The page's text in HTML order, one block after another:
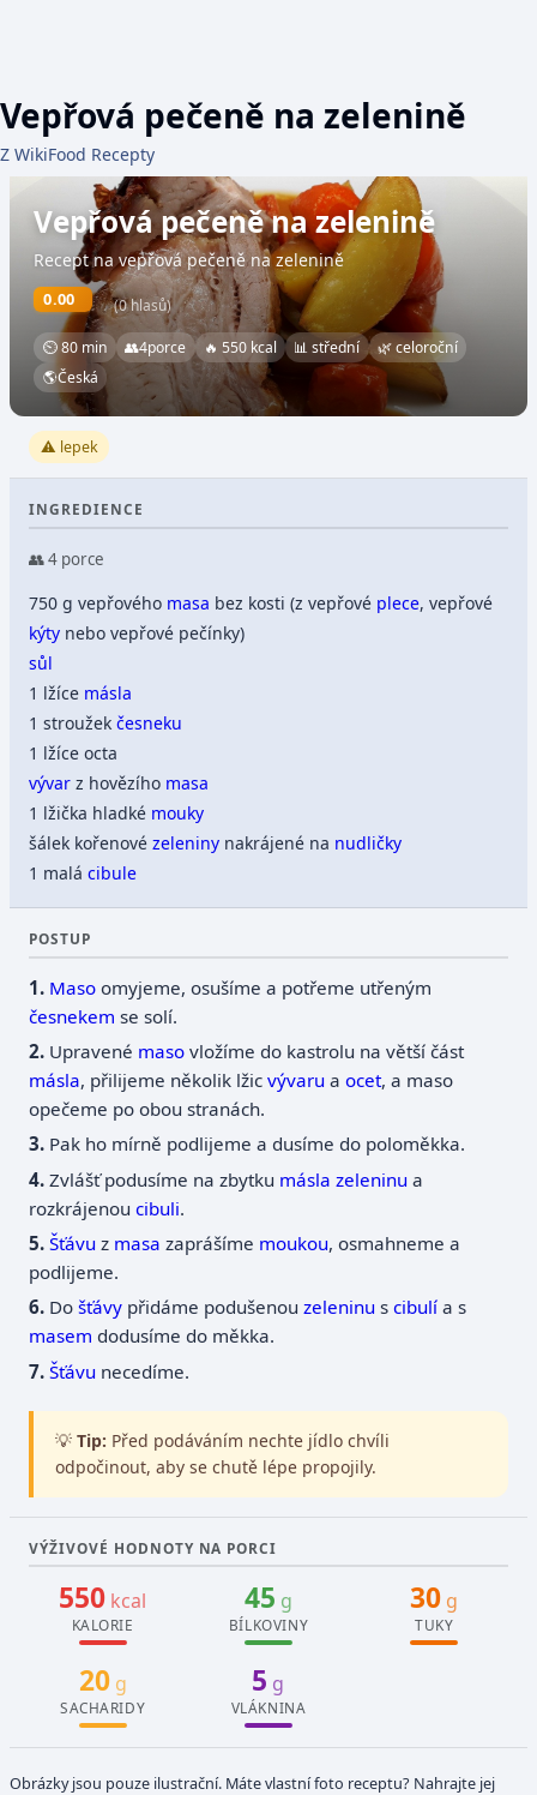
Vepřová pečeně na zelenině
Z WikiFood Recepty
Vepřová pečeně na zelenině
Recept na vepřová pečeně na zelenině
0.00 (0 hlasů)
⏲ 80 min 👥4porce 🔥 550 kcal 📊 střední
🌿 celoroční
🌎Česká
⚠️ lepek
INGREDIENCE
👥 4 porce
750 g vepřového masa bez kosti (z vepřové plece, vepřové
kýty nebo vepřové pečínky)
sůl
1 lžíce másla
1 stroužekčesneku
1 lžíce octa
vývar z hovězího masa
1 lžička hladké mouky
šálek kořenovézeleniny nakrájené na nudličky
1 malácibule
POSTUP
Maso omyjeme, osušíme a potřeme utřeným
česnekem se solí.
Upravené maso vložíme do kastrolu na větší část
másla, přilijeme několik lžicvývaru aocet, a maso
opečeme po obou stranách.
Pak ho mírně podlijeme a dusíme do poloměkka.
Zvlášť podusíme na zbytku másla zeleninu a
rozkrájenoucibuli.
Šťávu z masa zaprášíme moukou, osmahneme a
podlijeme.
Došťávy přidáme podušenouzeleninu scibulí a s
masem dodusíme do měkka.
Šťávu necedíme.
💡 Tip: Před podáváním nechte jídlo chvíli
odpočinout, aby se chutě lépe propojily.
VÝŽIVOVÉ HODNOTY NA PORCI
550 kcal
KALORIE
45 g
BÍLKOVINY
30 g
TUKY
20g
SACHARIDY
5 g
VLÁKNINA
Obrázky jsou pouze ilustrační. Máte vlastní foto receptu? Nahrajte jej